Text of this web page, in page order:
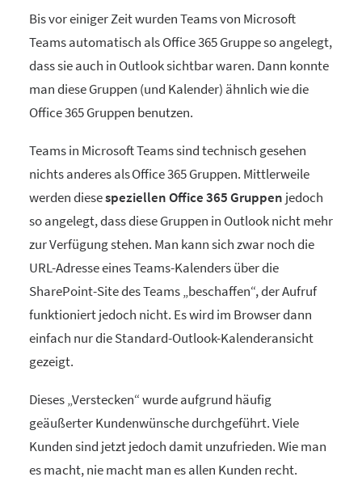
Bis vor einiger Zeit wurden Teams von Microsoft
Teams automatisch als Office 365 Gruppe so angelegt,
dass sie auch in Outlook sichtbar waren. Dann konnte
man diese Gruppen (und Kalender) ähnlich wie die
Office 365 Gruppen benutzen.
Teams in Microsoft Teams sind technisch gesehen
nichts anderes als Office 365 Gruppen. Mittlerweile
werden diesespeziellen Office 365 Gruppen jedoch
so angelegt, dass diese Gruppen in Outlook nicht mehr
zur Verfügung stehen. Man kann sich zwar noch die
URL-Adresse eines Teams-Kalenders über die
SharePoint-Site des Teams „beschaffen“, der Aufruf
funktioniert jedoch nicht. Es wird im Browser dann
einfach nur die Standard-Outlook-Kalenderansicht
gezeigt.
Dieses „Verstecken“ wurde aufgrund häufig
geäußerter Kundenwünsche durchgeführt. Viele
Kunden sind jetzt jedoch damit unzufrieden. Wie man
es macht, nie macht man es allen Kunden recht.